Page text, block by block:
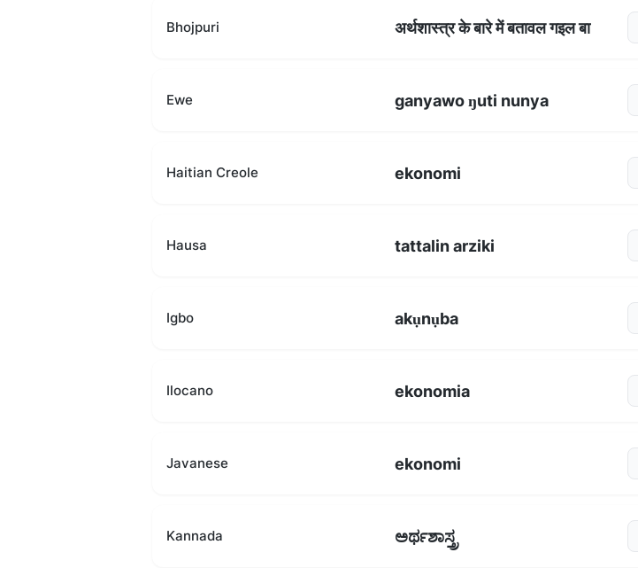
Bhojpuri अर्थशास्त्र के बारे में बतावल गइल बा
Ewe ganyawo ŋuti nunya
Haitian Creole ekonomi
Hausa tattalin arziki
Igbo akụnụba
Ilocano ekonomia
Javanese ekonomi
Kannada ಅರ್ಥಶಾಸ್ತ್ರ